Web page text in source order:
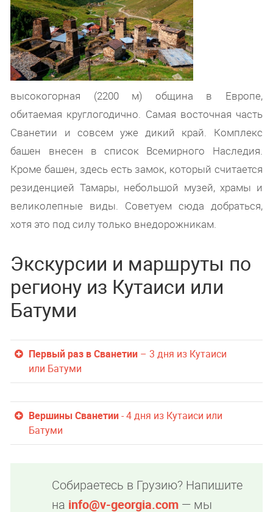
высокогорная (2200 м) община в Европе,
обитаемая круглогодично. Самая восточная часть
Сванетии и совсем уже дикий край. Комплекс
башен внесен в список Всемирного Наследия.
Кроме башен, здесь есть замок, который считается
резиденцией Тамары, небольшой музей, храмы и
великолепные виды. Советуем сюда добраться,
хотя это под силу только внедорожникам.
Экскурсии и маршруты по
региону из Кутаиси или
Батуми
Первый раз в Сванетии – 3 дня из Кутаиси
или Батуми
Вершины Сванетии- 4 дня из Кутаиси или
Батуми
Собираетесь в Грузию? Напишите
на info@v-georgia.com — мы